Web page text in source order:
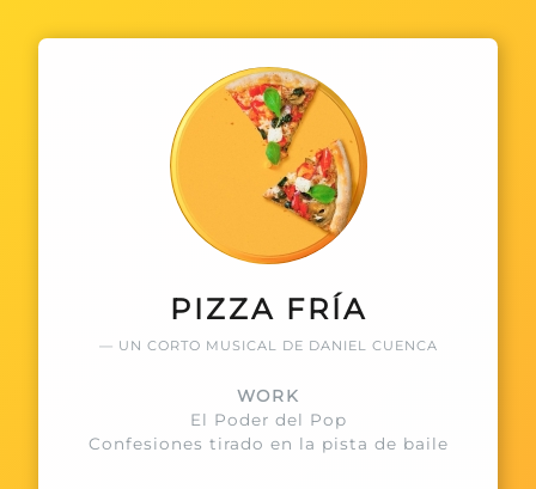
PIZZA FRÍA
UN CORTO MUSICAL DE DANIEL CUENCA
WORK
El Poder del Pop
Confesiones tirado en la pista de baile